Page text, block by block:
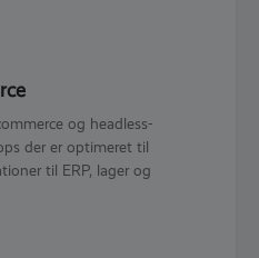
og headless-
der er optimeret til
til ERP, lager og